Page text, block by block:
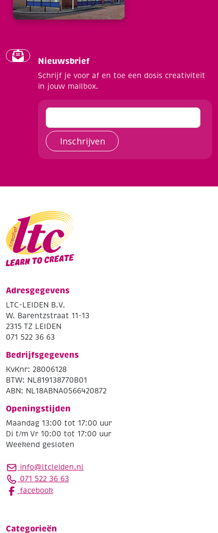
Nieuwsbrief
Schrijf je voor af en toe een dosis creativiteit
in jouw mailbox.
Inschrijven
Adresgegevens
LTC-LEIDEN B.V.
W. Barentzstraat 11-13
2315 TZ LEIDEN
071 522 36 63
Bedrijfsgegevens
KvKnr: 28006128
BTW: NL819138770B01
ABN: NL18ABNA0566420872
Openingstijden
Maandag 13:00 tot 17:00 uur
Di t/m Vr 10:00 tot 17:00 uur
Weekend gesloten
info@ltcleiden.nl
071 522 36 63
facebook
Categorieën